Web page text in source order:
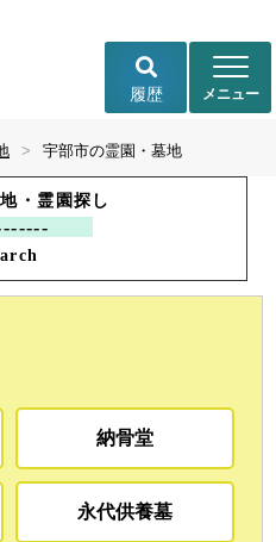
> 宇部市の霊園・墓地
・霊園探し
納骨堂
永代供養墓
履歴